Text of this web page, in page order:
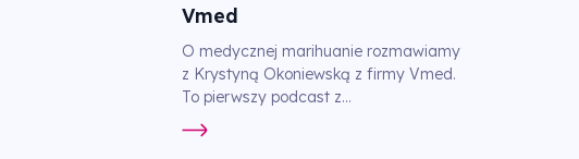
Vmed
O medycznej marihuanie rozmawiamy
z Krystyną Okoniewską z firmy Vmed.
To pierwszy podcast z...